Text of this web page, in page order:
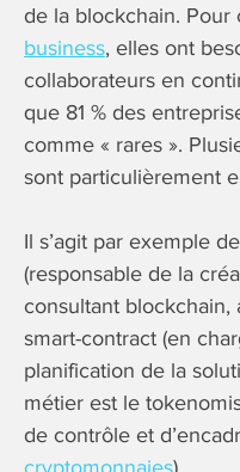
de la blockchain. Pour
business, elles ont
collaborateurs en
que 81 % des
comme « rares ».
sont particulièrement
Il s’agit par exemple
(responsable de la
consultant
smart-contract (en
planification de la
métier est le
de contrôle et